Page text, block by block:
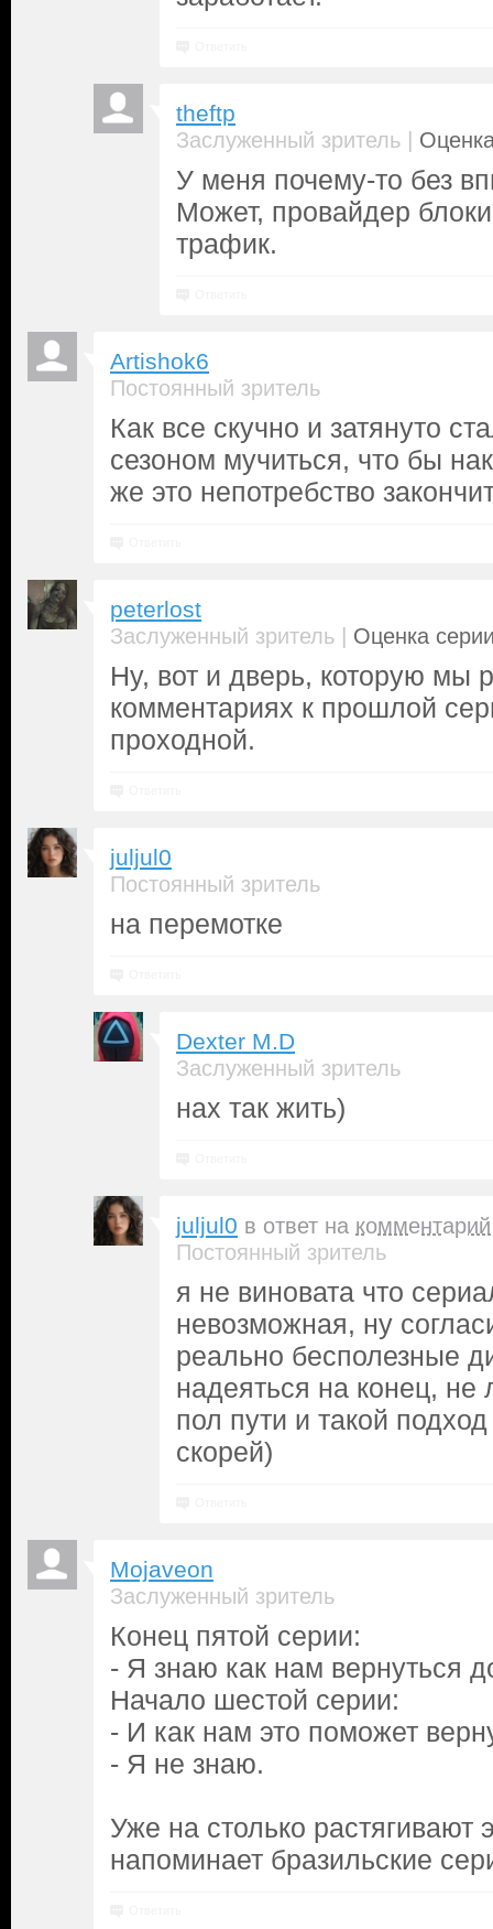
theftp
Заслуженный зритель |
У меня почему-то без
Может, провайдер
трафик.
Artishok6
Постоянный зритель
Как все скучно и затянуто
сезоном мучиться, что бы
же это непотребство
peterlost
Заслуженный зритель | Оценка
Ну, вот и дверь, которую мы
комментариях к прошлой
проходной.
juljul0
Постоянный зритель
на перемотке
Dexter M.D
Заслуженный зритель
нах так жить)
juljul0 в ответ на комментарий
Постоянный зритель
я не виновата что
невозможная, ну
реально бесполезные
надеяться на конец,
пол пути и такой
скорей)
Mojaveon
Заслуженный зритель
Конец пятой серии:
- Я знаю как нам вернуться
Начало шестой серии:
- И как нам это поможет
- Я не знаю.
Уже на столько растягивают
напоминает бразильские